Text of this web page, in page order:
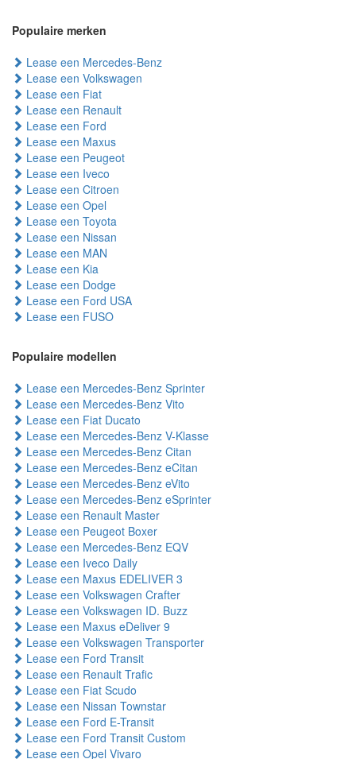
Populaire merken
Lease een Mercedes-Benz
Lease een Volkswagen
Lease een Fiat
Lease een Renault
Lease een Ford
Lease een Maxus
Lease een Peugeot
Lease een Iveco
Lease een Citroen
Lease een Opel
Lease een Toyota
Lease een Nissan
Lease een MAN
Lease een Kia
Lease een Dodge
Lease een Ford USA
Lease een FUSO
Populaire modellen
Lease een Mercedes-Benz Sprinter
Lease een Mercedes-Benz Vito
Lease een Fiat Ducato
Lease een Mercedes-Benz V-Klasse
Lease een Mercedes-Benz Citan
Lease een Mercedes-Benz eCitan
Lease een Mercedes-Benz eVito
Lease een Mercedes-Benz eSprinter
Lease een Renault Master
Lease een Peugeot Boxer
Lease een Mercedes-Benz EQV
Lease een Iveco Daily
Lease een Maxus EDELIVER 3
Lease een Volkswagen Crafter
Lease een Volkswagen ID. Buzz
Lease een Maxus eDeliver 9
Lease een Volkswagen Transporter
Lease een Ford Transit
Lease een Renault Trafic
Lease een Fiat Scudo
Lease een Nissan Townstar
Lease een Ford E-Transit
Lease een Ford Transit Custom
Lease een Opel Vivaro